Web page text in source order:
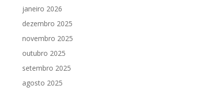
janeiro 2026
dezembro 2025
novembro 2025
outubro 2025
setembro 2025
agosto 2025